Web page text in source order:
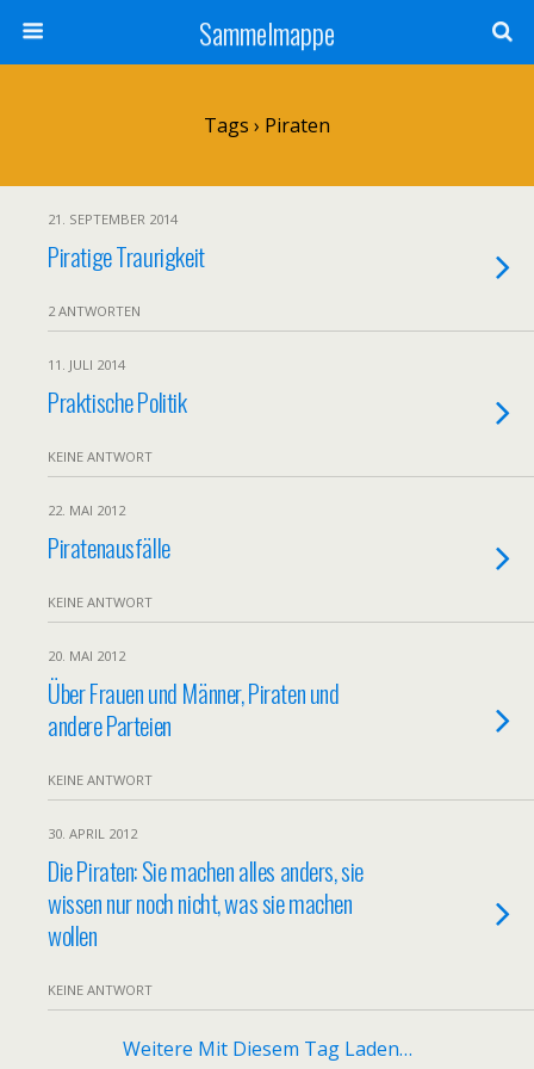
Sammelmappe
Tags › Piraten
21. SEPTEMBER 2014
Piratige Traurigkeit
2 ANTWORTEN
11. JULI 2014
Praktische Politik
KEINE ANTWORT
22. MAI 2012
Piratenausfälle
KEINE ANTWORT
20. MAI 2012
Über Frauen und Männer, Piraten und
andere Parteien
KEINE ANTWORT
30. APRIL 2012
Die Piraten: Sie machen alles anders, sie
wissen nur noch nicht, was sie machen
wollen
KEINE ANTWORT
Weitere Mit Diesem Tag Laden…